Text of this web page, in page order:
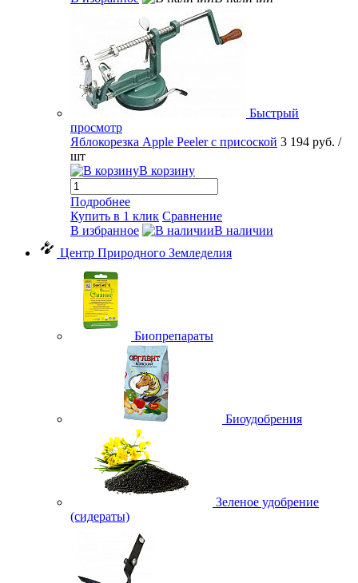
Быстрый
просмотр
Яблокорезка Apple Peeler с присоской 3 194 руб. /
шт
В корзину
Подробнее
Купить в 1 клик Сравнение
В избранное
В наличии
Центр Природного Земледелия
Биопрепараты
Биоудобрения
Зеленое удобрение
(сидераты)